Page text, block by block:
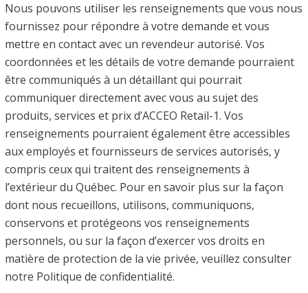
Nous pouvons utiliser les renseignements que vous nous
fournissez pour répondre à votre demande et vous
mettre en contact avec un revendeur autorisé. Vos
coordonnées et les détails de votre demande pourraient
être communiqués à un détaillant qui pourrait
communiquer directement avec vous au sujet des
produits, services et prix d’ACCEO Retail-1. Vos
renseignements pourraient également être accessibles
aux employés et fournisseurs de services autorisés, y
compris ceux qui traitent des renseignements à
l’extérieur du Québec. Pour en savoir plus sur la façon
dont nous recueillons, utilisons, communiquons,
conservons et protégeons vos renseignements
personnels, ou sur la façon d’exercer vos droits en
matière de protection de la vie privée, veuillez consulter
notre Politique de confidentialité.